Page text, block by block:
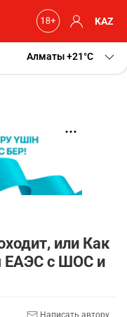
KAZ
Алматы+21 C
или Как
ЕАЭС с ШОС и
Написать автору